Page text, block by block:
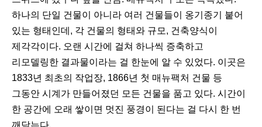
하나의 단일 건물이 아니라 여러 건물들이 옹기종기 붙어
있는 형태인데, 각 건물의 형태와 규모, 건축양식이
제각각이다. 오랜 시간에 걸쳐 하나씩 증축하고
리모델링한 결과물이라는 걸 한눈에 알 수 있었다. 이곳은
1833년 최초의 작업장, 1866년 첫 매뉴팩처 건물 등
그동안 시계가 만들어졌던 모든 건물을 품고 있다. 시간이
한 공간에 오래 쌓이면 멋진 풍경이 된다는 걸 다시 한 번